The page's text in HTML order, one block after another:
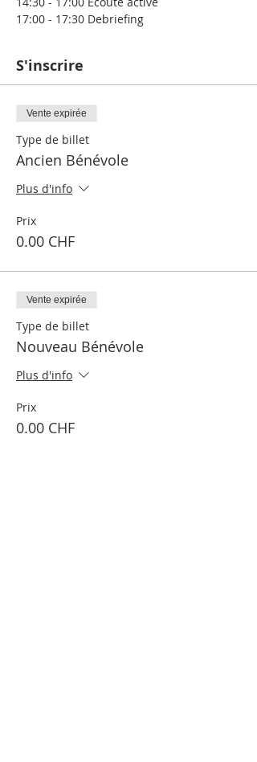
17:00 - 17:30 Debriefing
S'inscrire
Vente expirée
Type de billet
Ancien Bénévole
Plus d'info
Prix
0.00 CHF
Vente expirée
Type de billet
Nouveau Bénévole
Plus d'info
Prix
0.00 CHF